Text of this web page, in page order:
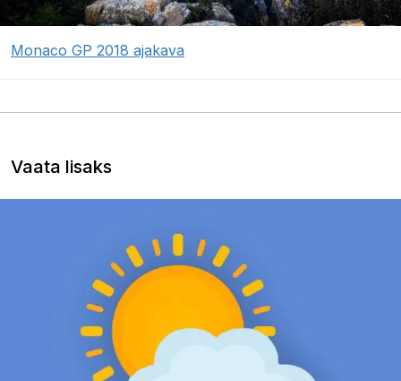
Monaco GP 2018 ajakava
Vaata lisaks